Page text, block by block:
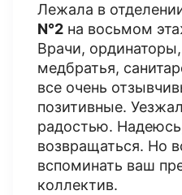
Лежала в
N°2 на восьмом
Врачи,
медбратья,
все очень
позитивные.
радостью.
возвращаться. Но
вспоминать ваш
коллектив.